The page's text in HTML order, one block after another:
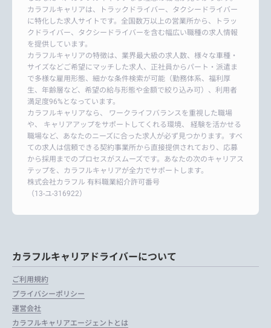
カラフルキャリアは、トラックドライバー、タクシードライバー
に特化した求人サイトです。全国数万以上の営業所から、トラッ
クドライバー、タクシードライバーを含む幅広い職種の求人情報
を提供しています。
カラフルキャリアの特徴は、業界最大級の求人数、様々な車種・
サイズなどご希望にマッチした求人、正社員からパート・派遣ま
で多様な雇用形態、細かな条件検索が可能（勤務体系、福利厚
生、年齢層など、希望の給与形態や金額で絞り込み可）、利用者
満足度96%となっています。
カラフルキャリアなら、 ワークライフバランスを重視した職場
や、 キャリアアップをサポートしてくれる環境、 経験を活かせる
職場など、あなたのニーズに合った求人が必ず見つかります。すべ
ての求人は信頼できる契約事業所から直接提供されており、応募
から採用までのプロセスがスムーズです。あなたの次のキャリアス
テップを、カラフルキャリアが全力でサポートします。
株式会社カラフル 有料職業紹介許可番号
（13-ユ-316922）
カラフルキャリアドライバーについて
ご利用規約
プライバシーポリシー
運営会社
カラフルキャリアエージェントとは